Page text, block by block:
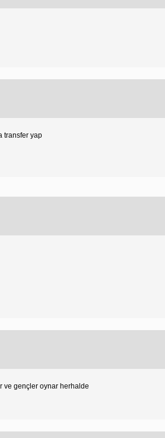
transfer yap
ve gençler oynar herhalde